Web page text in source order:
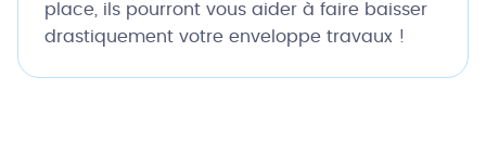
place, ils pourront vous aider à faire baisser
drastiquement votre enveloppe travaux !